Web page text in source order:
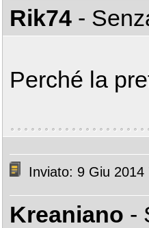
Rik74 -
Perché la
Inviato: 9 Giu 2014
Kreaniano -